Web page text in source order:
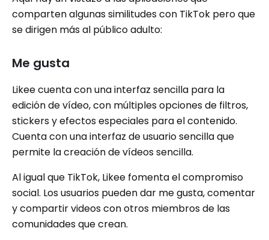
comparten algunas similitudes con TikTok pero que
se dirigen más al público adulto:
Me gusta
Likee cuenta con una interfaz sencilla para la
edición de vídeo, con múltiples opciones de filtros,
stickers y efectos especiales para el contenido.
Cuenta con una interfaz de usuario sencilla que
permite la creación de vídeos sencilla.
Al igual que TikTok, Likee fomenta el compromiso
social. Los usuarios pueden dar me gusta, comentar
y compartir videos con otros miembros de las
comunidades que crean.